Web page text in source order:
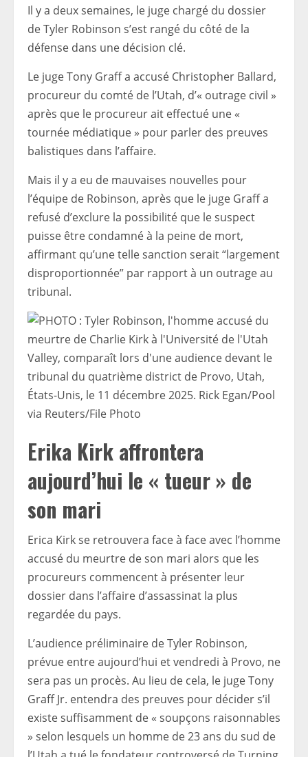
Il y a deux semaines, le juge chargé du dossier
de Tyler Robinson s’est rangé du côté de la
défense dans une décision clé.
Le juge Tony Graff a accusé Christopher Ballard,
procureur du comté de l’Utah, d’« outrage civil »
après que le procureur ait effectué une «
tournée médiatique » pour parler des preuves
balistiques dans l’affaire.
Mais il y a eu de mauvaises nouvelles pour
l’équipe de Robinson, après que le juge Graff a
refusé d’exclure la possibilité que le suspect
puisse être condamné à la peine de mort,
affirmant qu’une telle sanction serait “largement
disproportionnée” par rapport à un outrage au
tribunal.
Erika Kirk affrontera
aujourd’hui le « tueur » de
son mari
Erica Kirk se retrouvera face à face avec l’homme
accusé du meurtre de son mari alors que les
procureurs commencent à présenter leur
dossier dans l’affaire d’assassinat la plus
regardée du pays.
L’audience préliminaire de Tyler Robinson,
prévue entre aujourd’hui et vendredi à Provo, ne
sera pas un procès. Au lieu de cela, le juge Tony
Graff Jr. entendra des preuves pour décider s’il
existe suffisamment de « soupçons raisonnables
» selon lesquels un homme de 23 ans du sud de